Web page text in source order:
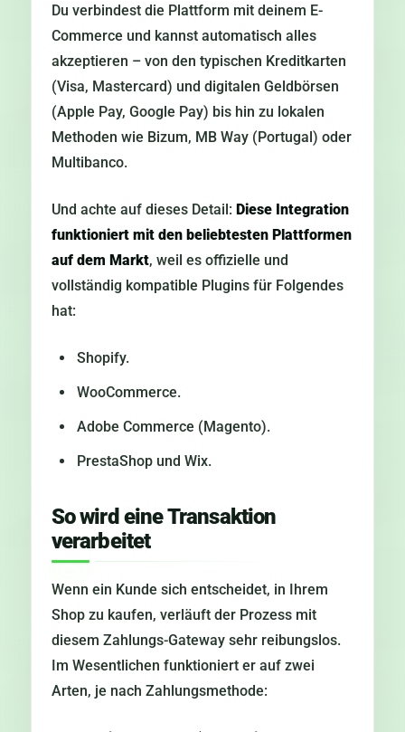
Du verbindest die Plattform mit deinem E-
Commerce und kannst automatisch alles
akzeptieren – von den typischen Kreditkarten
(Visa, Mastercard) und digitalen Geldbörsen
(Apple Pay, Google Pay) bis hin zu lokalen
Methoden wie Bizum, MB Way (Portugal) oder
Multibanco.
Und achte auf dieses Detail: Diese Integration
funktioniert mit den beliebtesten Plattformen
auf dem Markt, weil es offizielle und
vollständig kompatible Plugins für Folgendes
hat:
Shopify.
WooCommerce.
Adobe Commerce (Magento).
PrestaShop und Wix.
So wird eine Transaktion
verarbeitet
Wenn ein Kunde sich entscheidet, in Ihrem
Shop zu kaufen, verläuft der Prozess mit
diesem Zahlungs-Gateway sehr reibungslos.
Im Wesentlichen funktioniert er auf zwei
Arten, je nach Zahlungsmethode: